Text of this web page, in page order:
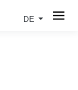
DE